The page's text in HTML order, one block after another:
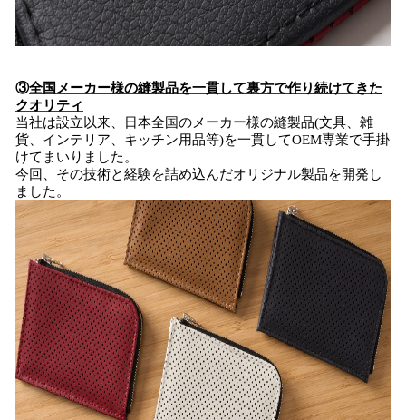
③全国メーカー様の縫製品を一貫して裏方で作り続けてきた
クオリティ
当社は設立以来、日本全国のメーカー様の縫製品(文具、雑
貨、インテリア、キッチン用品等)を一貫してOEM専業で手掛
けてまいりました。
今回、その技術と経験を詰め込んだオリジナル製品を開発し
ました。